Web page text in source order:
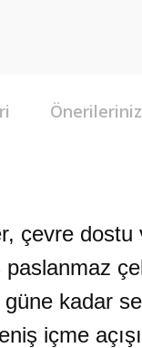
Önerileriniz
dostu
kadar
içme